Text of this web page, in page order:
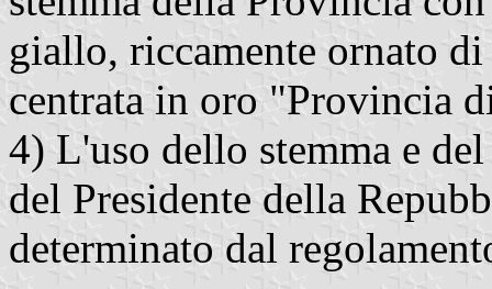
giallo, riccamente ornato
centrata in oro "Provincia
4) L'uso dello stemma e
del Presidente della
determinato dal